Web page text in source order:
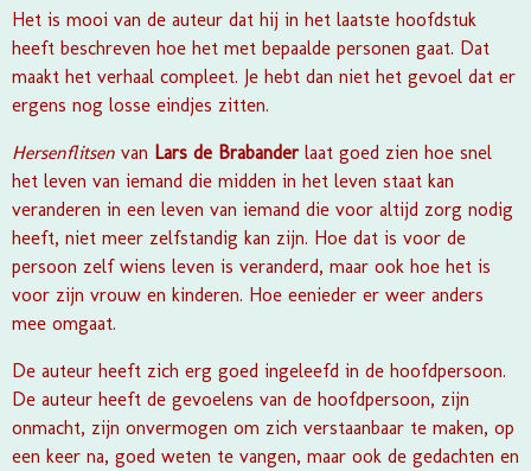
Het is mooi van de auteur dat hij in het laatste hoofdstuk
heeft beschreven hoe het met bepaalde personen gaat. Dat
maakt het verhaal compleet. Je hebt dan niet het gevoel dat er
ergens nog losse eindjes zitten.
Hersenflitsen van Lars de Brabander laat goed zien hoe snel
het leven van iemand die midden in het leven staat kan
veranderen in een leven van iemand die voor altijd zorg nodig
heeft, niet meer zelfstandig kan zijn. Hoe dat is voor de
persoon zelf wiens leven is veranderd, maar ook hoe het is
voor zijn vrouw en kinderen. Hoe eenieder er weer anders
mee omgaat.
De auteur heeft zich erg goed ingeleefd in de hoofdpersoon.
De auteur heeft de gevoelens van de hoofdpersoon, zijn
onmacht, zijn onvermogen om zich verstaanbaar te maken, op
een keer na, goed weten te vangen, maar ook de gedachten en